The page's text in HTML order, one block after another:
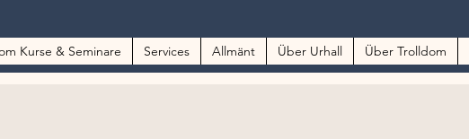
Kurse & Seminare Services Allmänt Über Urhall Über Trolldom